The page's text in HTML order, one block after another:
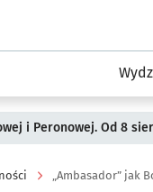
i Peronowej. Od 8
„Ambasador” jak